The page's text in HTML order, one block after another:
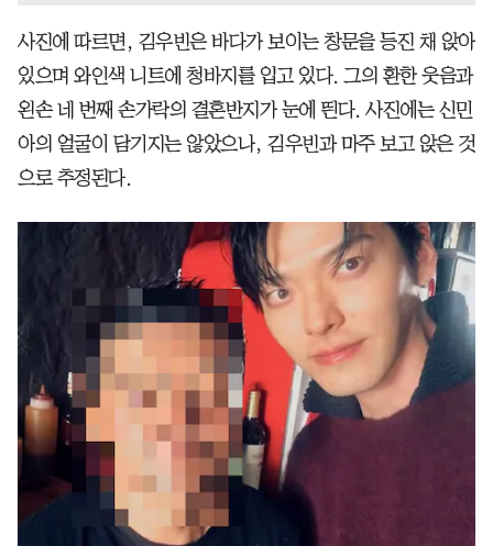
사진에 따르면, 김우빈은 바다가 보이는 창문을 등진 채 앉아
있으며 와인색 니트에 청바지를 입고 있다. 그의 환한 웃음과
왼손 네 번째 손가락의 결혼반지가 눈에 띈다. 사진에는 신민
아의 얼굴이 담기지는 않았으나, 김우빈과 마주 보고 앉은 것
으로 추정된다.